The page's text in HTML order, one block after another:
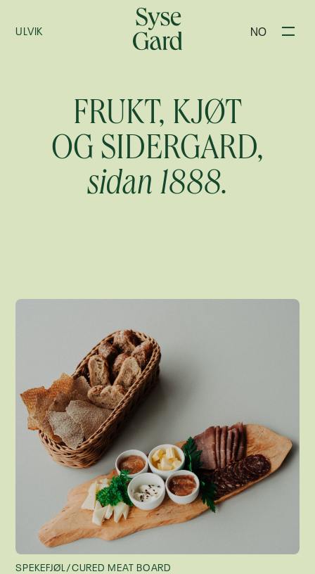
ULVIK NO
FRUKT, KJØT
OG SIDERGARD,
sidan 1888.
SPEKEFJØL/CURED MEAT BOARD